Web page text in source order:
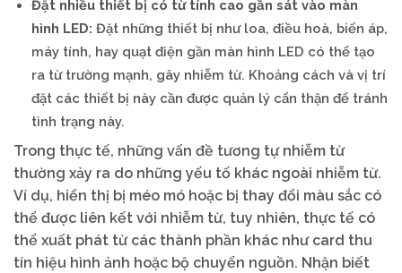
Đặt nhiều thiết bị có từ tính cao gần sát vào màn
hình LED: Đặt những thiết bị như loa, điều hoà, biến áp,
máy tính, hay quạt điện gần màn hình LED có thể tạo
ra từ trường mạnh, gây nhiễm từ. Khoảng cách và vị trí
đặt các thiết bị này cần được quản lý cẩn thận để tránh
tình trạng này.
Trong thực tế, những vấn đề tương tự nhiễm từ
thường xảy ra do những yếu tố khác ngoài nhiễm từ.
Ví dụ, hiển thị bị méo mó hoặc bị thay đổi màu sắc có
thể được liên kết với nhiễm từ, tuy nhiên, thực tế có
thể xuất phát từ các thành phần khác như card thu
tín hiệu hình ảnh hoặc bộ chuyển nguồn. Nhận biết